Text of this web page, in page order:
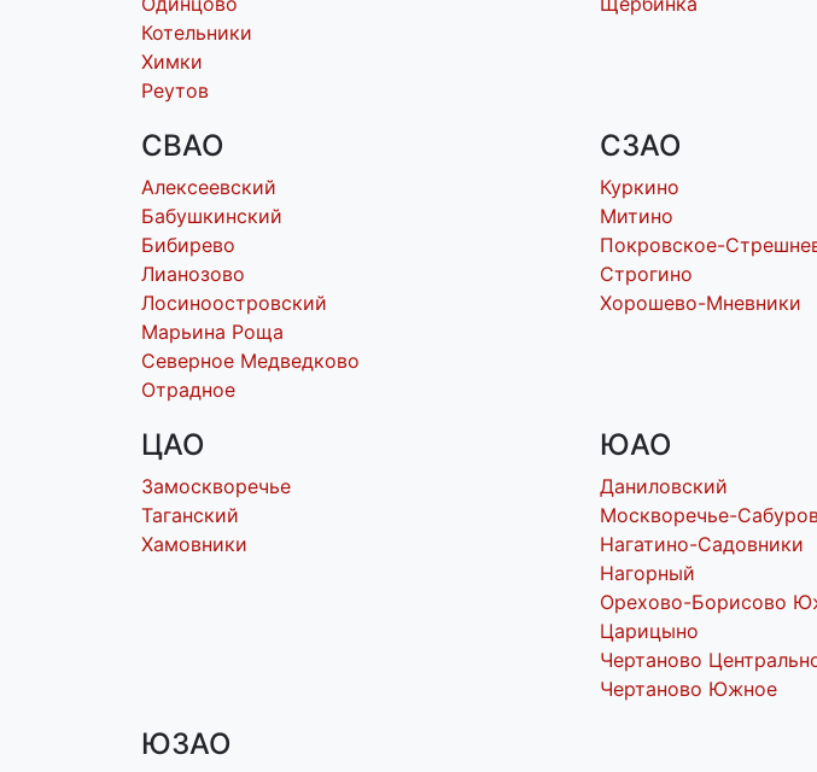
Котельники
Химки
Реутов
СВАО
Алексеевский
Бабушкинский
Бибирево
Лианозово
Лосиноостровский
Марьина Роща
Северное Медведково
Отрадное
СЗАО
Куркино
Митино
Покровское-
Строгино
Хорошево-Мневники
ЦАО
Замоскворечье
Таганский
Хамовники
ЮАО
Даниловский
Москворечье-
Нагатино-Садовники
Нагорный
Орехово-Борисово
Царицыно
Чертаново
Чертаново Южное
ЮЗАО